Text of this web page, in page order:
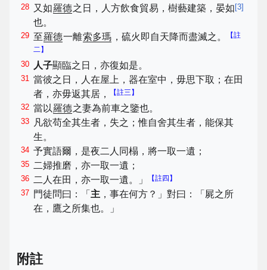
28 又如羅德之日，人方飲食貿易，樹藝建築，晏如 [3]
也。
29 至羅德一離索多瑪 ，硫火即自天降而盡滅之。
【註
二】
30 人子顯臨之日，亦復如是。
31 當彼之日，人在屋上，器在室中，毋思下取；在田
者，亦毋返其居，
【註三】
32 當以羅德之妻為前車之鑒也。
33 凡欲苟全其生者，失之；惟自舍其生者，能保其
生。
34 予實語爾，是夜二人同榻，將一取一遺；
35 二婦推磨，亦一取一遺；
36 二人在田，亦一取一遺。」 【註四】
37 門徒問曰：「主 ，事在何方？」對曰：「屍之所
在，鷹之所集也。」
附註